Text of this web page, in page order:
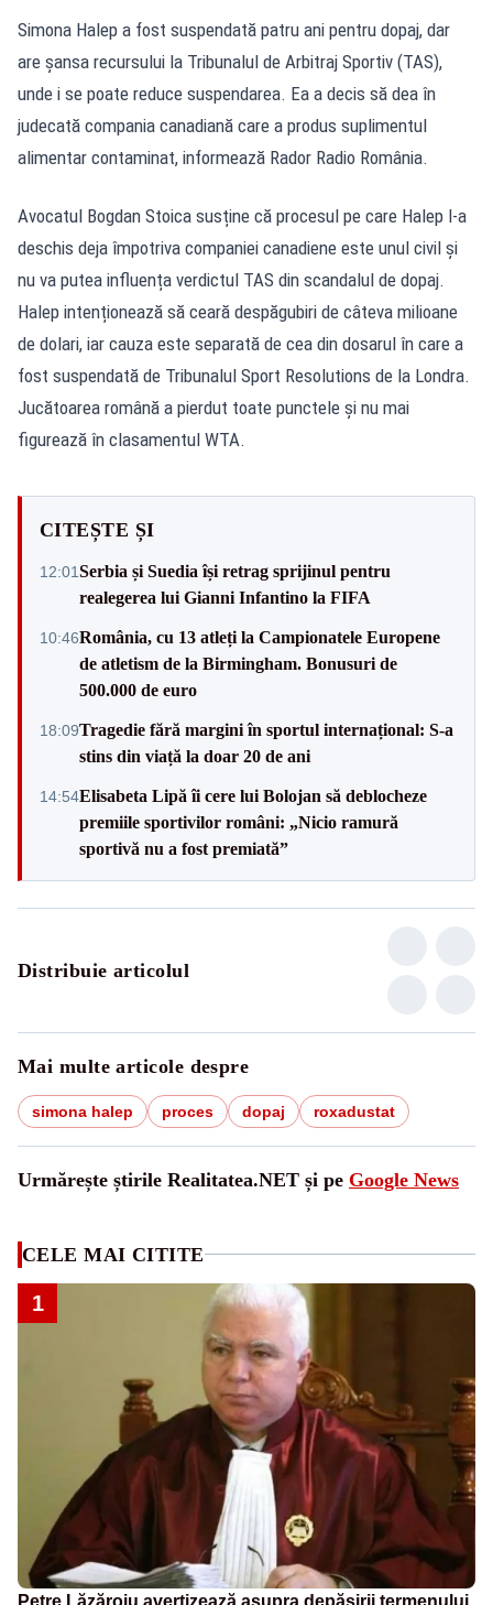
Simona Halep a fost suspendată patru ani pentru dopaj, dar
are șansa recursului la Tribunalul de Arbitraj Sportiv (TAS),
unde i se poate reduce suspendarea. Ea a decis să dea în
judecată compania canadiană care a produs suplimentul
alimentar contaminat, informează Rador Radio România.
Avocatul Bogdan Stoica susține că procesul pe care Halep l-a
deschis deja împotriva companiei canadiene este unul civil și
nu va putea influența verdictul TAS din scandalul de dopaj.
Halep intenționează să ceară despăgubiri de câteva milioane
de dolari, iar cauza este separată de cea din dosarul în care a
fost suspendată de Tribunalul Sport Resolutions de la Londra.
Jucătoarea română a pierdut toate punctele și nu mai
figurează în clasamentul WTA.
CITEȘTE ȘI
12:01Serbia și Suedia își retrag sprijinul pentru
realegerea lui Gianni Infantino la FIFA
10:46România, cu 13 atleți la Campionatele Europene
de atletism de la Birmingham. Bonusuri de
500.000 de euro
18:09Tragedie fără margini în sportul internațional: S-a
stins din viață la doar 20 de ani
14:54Elisabeta Lipă îi cere lui Bolojan să deblocheze
premiile sportivilor români: „Nicio ramură
sportivă nu a fost premiată”
Distribuie articolul
Mai multe articole despre
simona halep proces dopaj roxadustat
Urmărește știrile Realitatea.NET și pe Google News
CELE MAI CITITE
1
Petre Lăzăroiu avertizează asupra depășirii termenului